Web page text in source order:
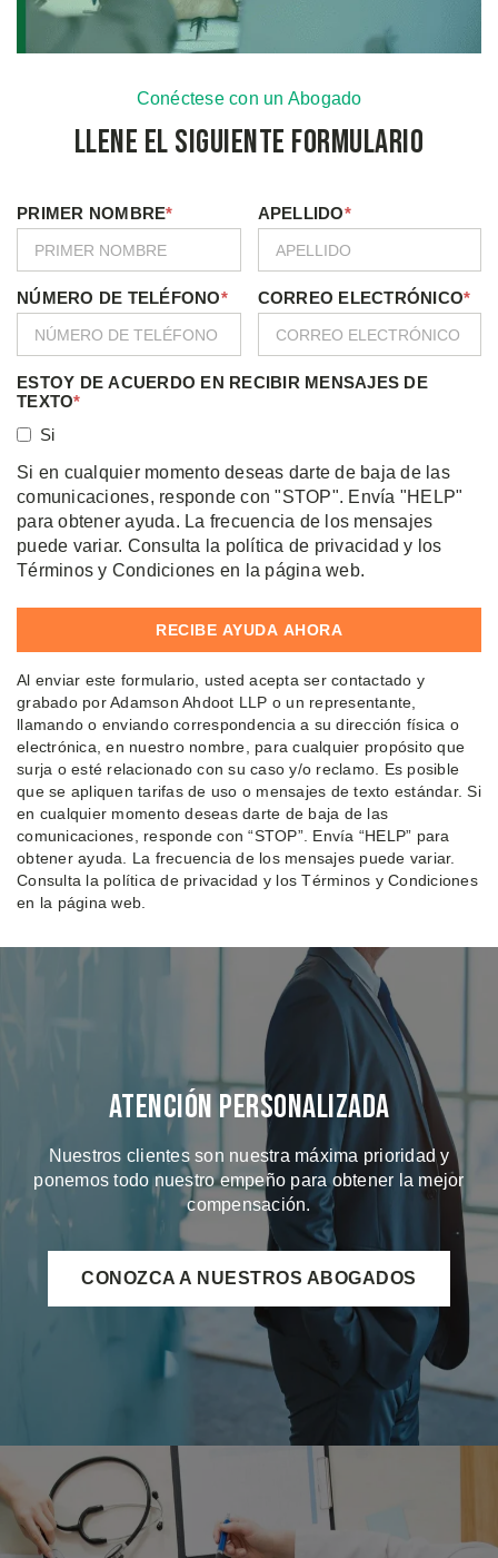
Conéctese con un Abogado
Llene el Siguiente Formulario
PRIMER NOMBRE* APELLIDO*
NÚMERO DE TELÉFONO* CORREO ELECTRÓNICO*
ESTOY DE ACUERDO EN RECIBIR MENSAJES DE
TEXTO*
Si
Si en cualquier momento deseas darte de baja de las
comunicaciones, responde con "STOP". Envía "HELP"
para obtener ayuda. La frecuencia de los mensajes
puede variar. Consulta la política de privacidad y los
Términos y Condiciones en la página web.
Al enviar este formulario, usted acepta ser contactado y
grabado por Adamson Ahdoot LLP o un representante,
llamando o enviando correspondencia a su dirección física o
electrónica, en nuestro nombre, para cualquier propósito que
surja o esté relacionado con su caso y/o reclamo. Es posible
que se apliquen tarifas de uso o mensajes de texto estándar. Si
en cualquier momento deseas darte de baja de las
comunicaciones, responde con “STOP”. Envía “HELP” para
obtener ayuda. La frecuencia de los mensajes puede variar.
Consulta la política de privacidad y los Términos y Condiciones
en la página web.
Atención Personalizada
Nuestros clientes son nuestra máxima prioridad y
ponemos todo nuestro empeño para obtener la mejor
compensación.
CONOZCA A NUESTROS ABOGADOS